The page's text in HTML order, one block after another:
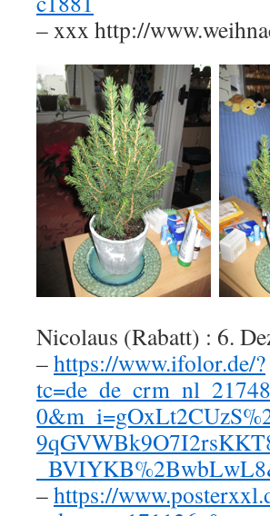
– xxx http://
Nicolaus (Rabatt) : 6.
–https://www.ifolor.de/?
–https://